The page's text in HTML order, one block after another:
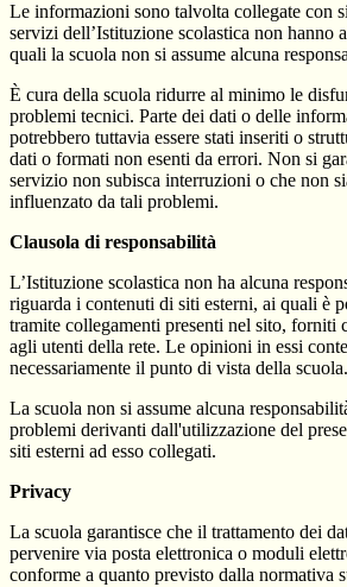
Le informazioni sono talvolta collegate con
servizi dell’Istituzione scolastica non hanno
quali la scuola non si assume alcuna
È cura della scuola ridurre al minimo le
problemi tecnici. Parte dei dati o delle
potrebbero tuttavia essere stati inseriti o
dati o formati non esenti da errori. Non si
servizio non subisca interruzioni o che non
influenzato da tali problemi.
Clausola di responsabilità
L’Istituzione scolastica non ha alcuna
riguarda i contenuti di siti esterni, ai quali è
tramite collegamenti presenti nel sito, forniti
agli utenti della rete. Le opinioni in essi
necessariamente il punto di vista della scuola.
La scuola non si assume alcuna
problemi derivanti dall'utilizzazione del
siti esterni ad esso collegati.
Privacy
La scuola garantisce che il trattamento dei
pervenire via posta elettronica o moduli
conforme a quanto previsto dalla normativa